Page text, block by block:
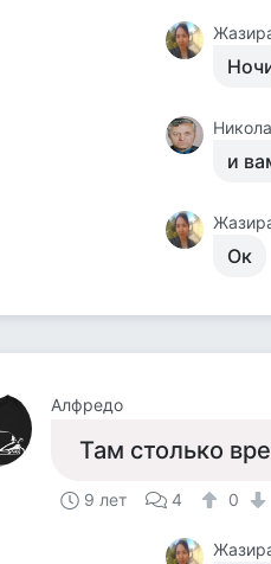
и
Ок
Алфредо
Там столько
9 лет 4 0